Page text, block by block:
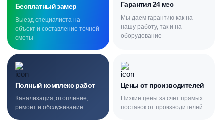
Бесплатный замер
Выезд специалиста на
объект и составление точной
сметы
Гарантия 24 мес
Мы даем гарантию как на
нашу работу, так и на
оборудование
Полный комплекс работ
Канализация, отопление,
ремонт и обслуживание
Цены от производителей
Низкие цены за счет прямых
поставок от производителей